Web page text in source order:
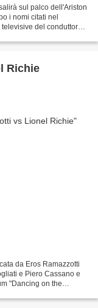
sul palco dell'Ariston
i nomi citati nel
del conduttore
Richie
da Eros Ramazzotti
e Piero Cassano e
"Dancing on the